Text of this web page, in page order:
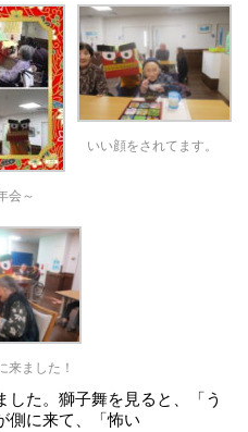
会～
いい顔をされてます。
来ました！
た。獅子舞を見ると、「う
側に来て、「怖い